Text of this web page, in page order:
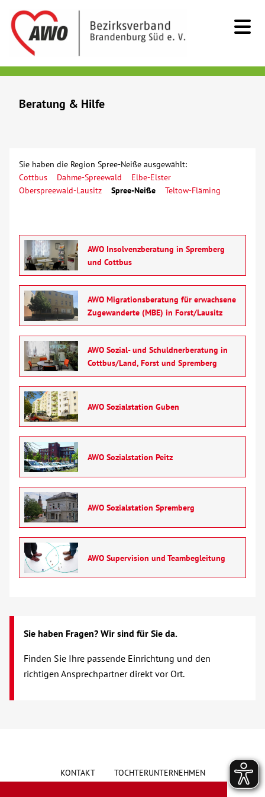
Beratung & Hilfe
Erziehungs- und Familienberatung
Migration
Schulden und Insolvenz
Schwangerschaft
Supervision und Teambegleitung
Wohnungslosigkeit
Begegnung
Bildung
Über uns
Veranstaltungen
Karriere
Suche
Beratung & Hilfe
Sie haben die Region Spree-Neiße ausgewählt:
Cottbus
Dahme-Spreewald
Elbe-Elster
Oberspreewald-Lausitz
Spree-Neiße Teltow-Fläming
AWO Insolvenzberatung in Spremberg
und Cottbus
AWO Migrationsberatung für erwachsene
Zugewanderte (MBE) in Forst/Lausitz
AWO Sozial- und Schuldnerberatung in
Cottbus/Land, Forst und Spremberg
AWO Sozialstation Guben
AWO Sozialstation Peitz
AWO Sozialstation Spremberg
AWO Supervision und Teambegleitung
Sie haben Fragen? Wir sind für Sie da.
Finden Sie Ihre passende Einrichtung und den
richtigen Ansprechpartner direkt vor Ort.
KONTAKT TOCHTERUNTERNEHMEN